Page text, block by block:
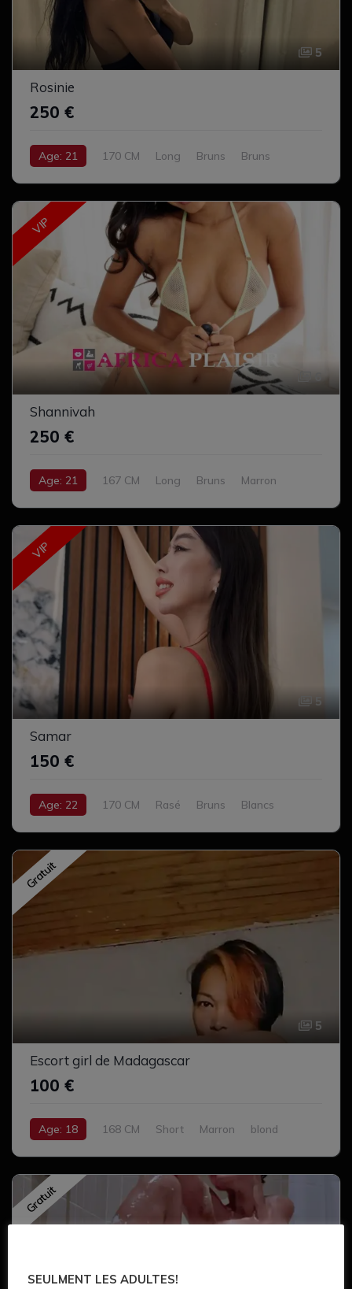
5
Rosinie
250 €
Age: 21 170 CM Long Bruns
Bruns
VIP
6
Shannivah
250 €
Age: 21 167 CM Long Bruns
Marron
VIP
5
Samar
150 €
Age: 22 170 CM Rasé Bruns
Blancs
Gratuit
5
Escort girl de Madagascar
100 €
Age: 18 168 CM Short Marron
blond
Gratuit
SEULMENT LES ADULTES!